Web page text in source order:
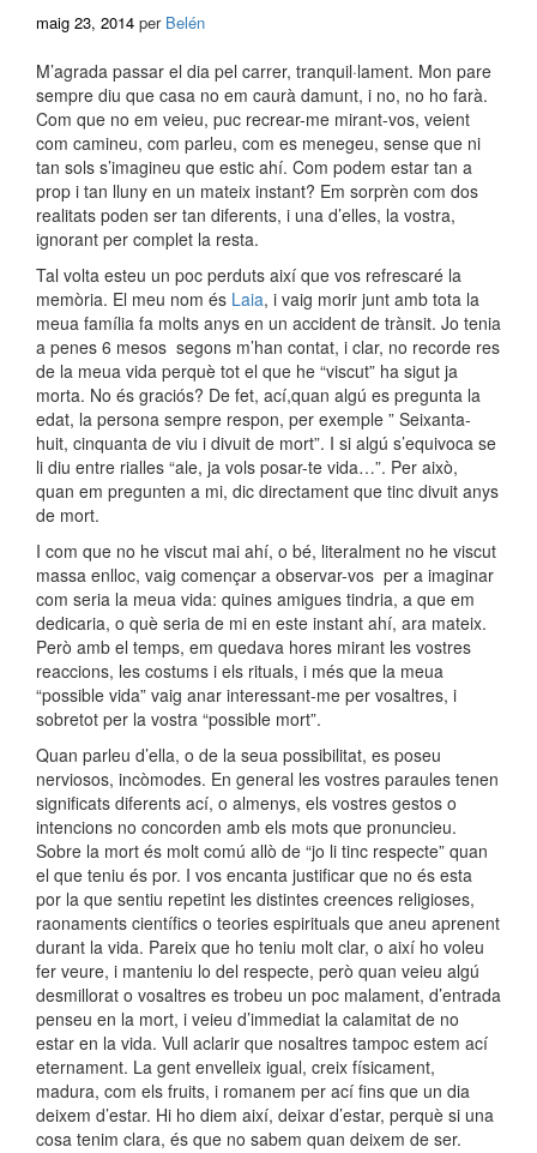
maig 23, 2014 per Belén
M’agrada passar el dia pel carrer, tranquil·lament. Mon pare
sempre diu que casa no em caurà damunt, i no, no ho farà.
Com que no em veieu, puc recrear-me mirant-vos, veient
com camineu, com parleu, com es menegeu, sense que ni
tan sols s’imagineu que estic ahí. Com podem estar tan a
prop i tan lluny en un mateix instant? Em sorprèn com dos
realitats poden ser tan diferents, i una d’elles, la vostra,
ignorant per complet la resta.
Tal volta esteu un poc perduts així que vos refrescaré la
memòria. El meu nom és Laia, i vaig morir junt amb tota la
meua família fa molts anys en un accident de trànsit. Jo tenia
a penes 6 mesos segons m’han contat, i clar, no recorde res
de la meua vida perquè tot el que he “viscut” ha sigut ja
morta. No és graciós? De fet, ací,quan algú es pregunta la
edat, la persona sempre respon, per exemple ” Seixanta-
huit, cinquanta de viu i divuit de mort”. I si algú s’equivoca se
li diu entre rialles “ale, ja vols posar-te vida…”. Per això,
quan em pregunten a mi, dic directament que tinc divuit anys
de mort.
I com que no he viscut mai ahí, o bé, literalment no he viscut
massa enlloc, vaig començar a observar-vos per a imaginar
com seria la meua vida: quines amigues tindria, a que em
dedicaria, o què seria de mi en este instant ahí, ara mateix.
Però amb el temps, em quedava hores mirant les vostres
reaccions, les costums i els rituals, i més que la meua
“possible vida” vaig anar interessant-me per vosaltres, i
sobretot per la vostra “possible mort”.
Quan parleu d’ella, o de la seua possibilitat, es poseu
nerviosos, incòmodes. En general les vostres paraules tenen
significats diferents ací, o almenys, els vostres gestos o
intencions no concorden amb els mots que pronuncieu.
Sobre la mort és molt comú allò de “jo li tinc respecte” quan
el que teniu és por. I vos encanta justificar que no és esta
por la que sentiu repetint les distintes creences religioses,
raonaments científics o teories espirituals que aneu aprenent
durant la vida. Pareix que ho teniu molt clar, o així ho voleu
fer veure, i manteniu lo del respecte, però quan veieu algú
desmillorat o vosaltres es trobeu un poc malament, d’entrada
penseu en la mort, i veieu d’immediat la calamitat de no
estar en la vida. Vull aclarir que nosaltres tampoc estem ací
eternament. La gent envelleix igual, creix físicament,
madura, com els fruits, i romanem per ací fins que un dia
deixem d’estar. Hi ho diem així, deixar d’estar, perquè si una
cosa tenim clara, és que no sabem quan deixem de ser.